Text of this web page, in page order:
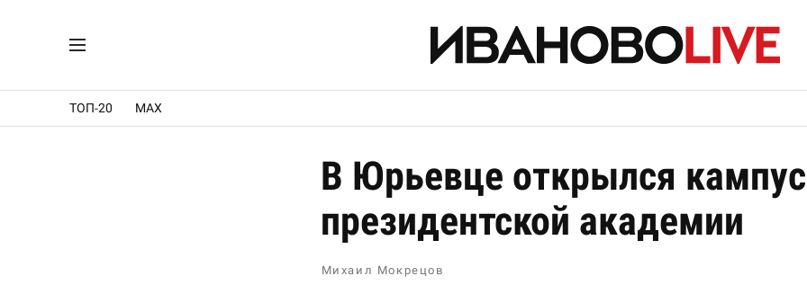
ТОП-20 MAX
В Юрьевце открылся кампус
президентской академии
Михаил Мокрецов